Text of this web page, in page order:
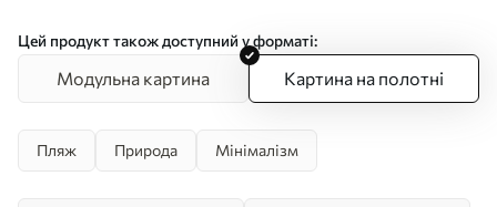
Цей продукт також доступний у форматі:
Модульна картина Картина на полотні
Пляж Природа Мінімалізм